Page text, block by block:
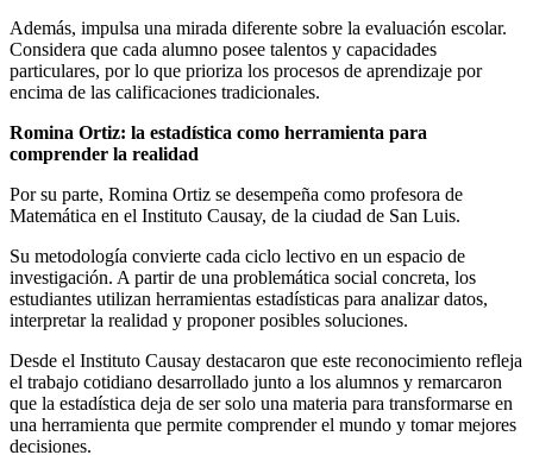
Además, impulsa una mirada diferente sobre la evaluación escolar.
Considera que cada alumno posee talentos y capacidades
particulares, por lo que prioriza los procesos de aprendizaje por
encima de las calificaciones tradicionales.
Romina Ortiz: la estadística como herramienta para
comprender la realidad
Por su parte, Romina Ortiz se desempeña como profesora de
Matemática en el Instituto Causay, de la ciudad de San Luis.
Su metodología convierte cada ciclo lectivo en un espacio de
investigación. A partir de una problemática social concreta, los
estudiantes utilizan herramientas estadísticas para analizar datos,
interpretar la realidad y proponer posibles soluciones.
Desde el Instituto Causay destacaron que este reconocimiento refleja
el trabajo cotidiano desarrollado junto a los alumnos y remarcaron
que la estadística deja de ser solo una materia para transformarse en
una herramienta que permite comprender el mundo y tomar mejores
decisiones.